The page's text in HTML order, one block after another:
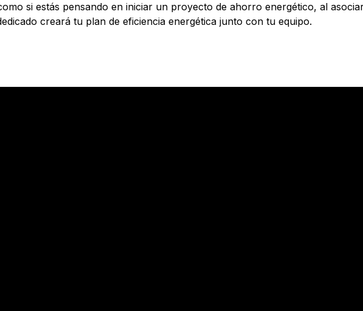
si estás pensando en iniciar un proyecto de ahorro energético, al
creará tu plan de eficiencia energética junto con tu equipo.